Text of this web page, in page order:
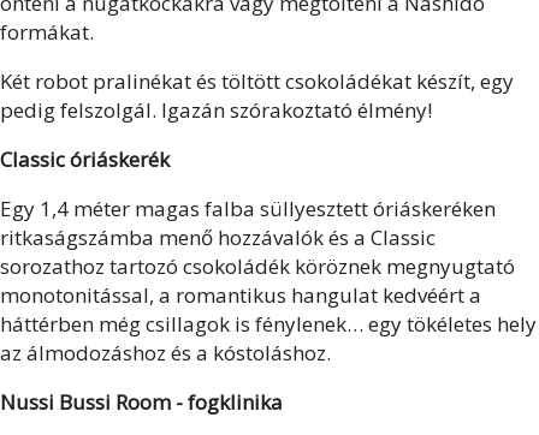
formákat.
Két robot pralinékat és töltött csokoládékat készít, egy
pedig felszolgál. Igazán szórakoztató élmény!
Classic óriáskerék
Egy 1,4 méter magas falba süllyesztett óriáskeréken
ritkaságszámba menő hozzávalók és a Classic
sorozathoz tartozó csokoládék köröznek megnyugtató
monotonitással, a romantikus hangulat kedvéért a
háttérben még csillagok is fénylenek… egy tökéletes hely
az álmodozáshoz és a kóstoláshoz.
Nussi Bussi Room - fogklinika